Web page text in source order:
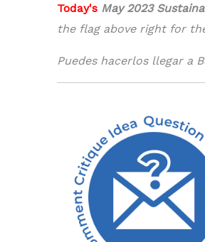
Today's May 2023
the flag above right for
Puedes hacerlos llegar a